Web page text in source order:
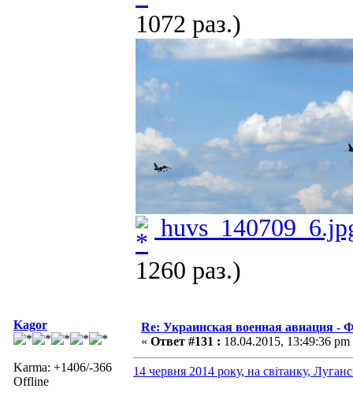
1072 раз.)
1260 раз.)
Kagor
Karma: +1406/-366
Offline
Re: Украинская военная авиация -
« Ответ #131 : 18.04.2015, 13:49:36 pm
14 червня 2014 року, на світанку,